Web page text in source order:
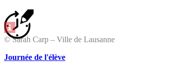
© Sarah Carp – Ville de Lausanne
Journée de l'élève